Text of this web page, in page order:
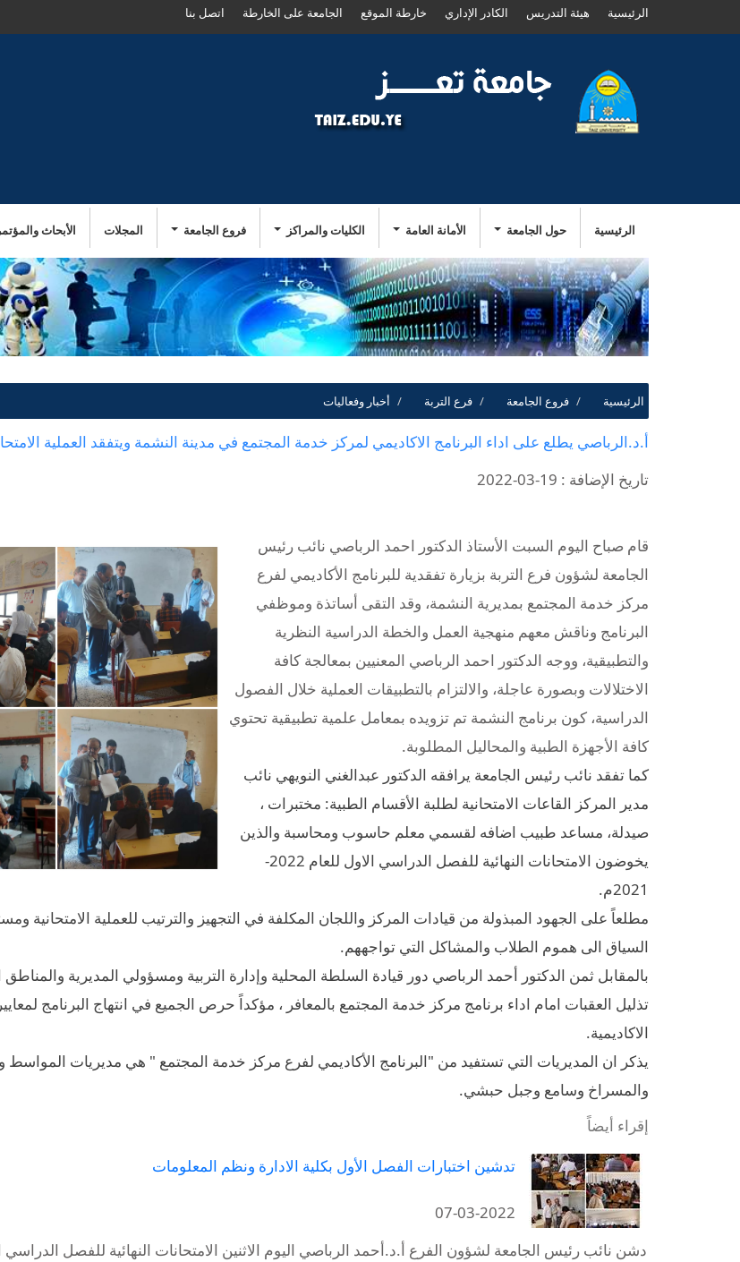
الرئيسية هيئة التدريس الكادر الإداري خارطة الموقع الجامعة على الخارطة اتصل بنا
الرئيسية حول الجامعة الأمانة العامة الكليات والمراكز فروع الجامعة المجلات الأبحاث
الرئيسية فروع الجامعة فرع التربة أخبار وفعاليات
أ.د.الرباصي يطلع على اداء البرنامج الاكاديمي لمركز خدمة المجتمع في مدينة النشمة ويتفقد العملية
تاريخ الإضافة : 19-03-2022
قام صباح اليوم السبت الأستاذ الدكتور احمد الرباصي نائب رئيس
الجامعة لشؤون فرع التربة بزيارة تفقدية للبرنامج الأكاديمي لفرع
مركز خدمة المجتمع بمديرية النشمة، وقد التقى أساتذة وموظفي
البرنامج وناقش معهم منهجية العمل والخطة الدراسية النظرية
والتطبيقية، ووجه الدكتور احمد الرباصي المعنيين بمعالجة كافة
الاختلالات وبصورة عاجلة، والالتزام بالتطبيقات العملية خلال الفصول
الدراسية، كون برنامج النشمة تم تزويده بمعامل علمية تطبيقية تحتوي
كافة الأجهزة الطبية والمحاليل المطلوبة.
كما تفقد نائب رئيس الجامعة يرافقه الدكتور عبدالغني النويهي نائب
مدير المركز القاعات الامتحانية لطلبة الأقسام الطبية: مختبرات ،
صيدلة، مساعد طبيب اضافه لقسمي معلم حاسوب ومحاسبة والذين
يخوضون الامتحانات النهائية للفصل الدراسي الاول للعام 2022-
2021م .
مطلعاً على الجهود المبذولة من قيادات المركز واللجان المكلفة في التجهيز والترتيب للعملية الامتحانية
السياق الى هموم الطلاب والمشاكل التي تواجههم.
بالمقابل ثمن الدكتور أحمد الرباصي دور قيادة السلطة المحلية وإدارة التربية ومسؤولي المديرية
تذليل العقبات امام اداء برنامج مركز خدمة المجتمع بالمعافر ، مؤكداً حرص الجميع في انتهاج البرنامج
الاكاديمية.
يذكر ان المديريات التي تستفيد من "البرنامج الأكاديمي لفرع مركز خدمة المجتمع " هي مديريات المواسط
والمسراخ وسامع وجبل حبشي.
إقراء أيضاً
تدشين اختبارات الفصل الأول بكلية الادارة ونظم المعلومات
07-03-2022